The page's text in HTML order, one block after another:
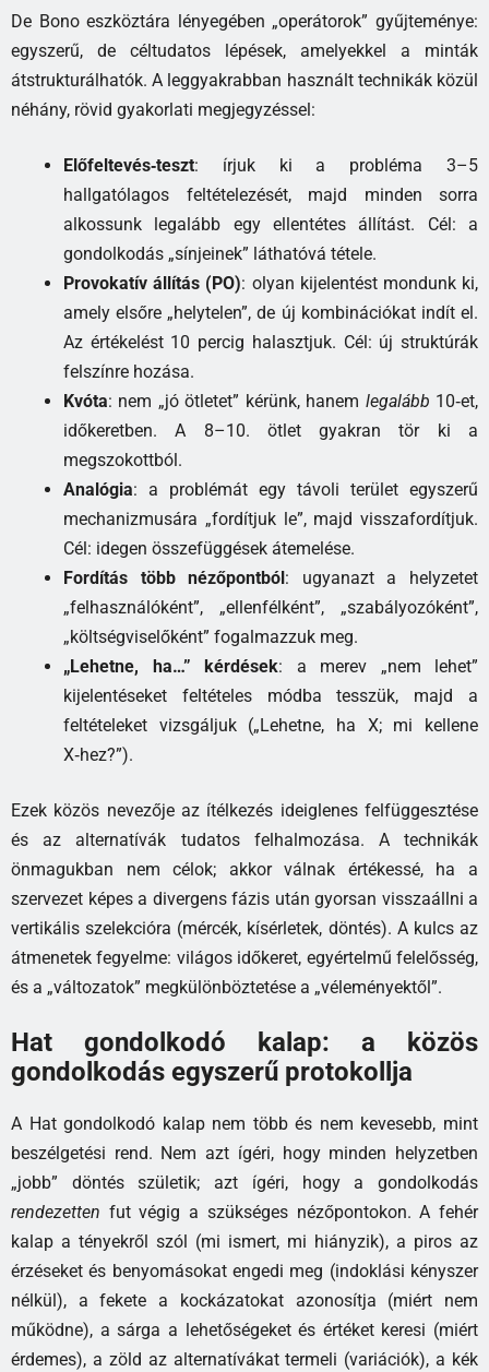
De Bono eszköztára lényegében „operátorok” gyűjteménye:
egyszerű, de céltudatos lépések, amelyekkel a minták
átstrukturálhatók. A leggyakrabban használt technikák közül
néhány, rövid gyakorlati megjegyzéssel:
Előfeltevés‑teszt: írjuk ki a probléma 3–5
hallgatólagos feltételezését, majd minden sorra
alkossunk legalább egy ellentétes állítást. Cél: a
gondolkodás „sínjeinek” láthatóvá tétele.
Provokatív állítás (PO): olyan kijelentést mondunk ki,
amely elsőre „helytelen”, de új kombinációkat indít el.
Az értékelést 10 percig halasztjuk. Cél: új struktúrák
felszínre hozása.
Kvóta: nem „jó ötletet” kérünk, hanem legalább 10‑et,
időkeretben. A 8–10. ötlet gyakran tör ki a
megszokottból.
Analógia: a problémát egy távoli terület egyszerű
mechanizmusára „fordítjuk le”, majd visszafordítjuk.
Cél: idegen összefüggések átemelése.
Fordítás több nézőpontból : ugyanazt a helyzetet
„felhasználóként”, „ellenfélként”, „szabályozóként”,
„költségviselőként” fogalmazzuk meg.
„Lehetne, ha…” kérdések: a merev „nem lehet”
kijelentéseket feltételes módba tesszük, majd a
feltételeket vizsgáljuk („Lehetne, ha X; mi kellene
X‑hez?”).
Ezek közös nevezője az ítélkezés ideiglenes felfüggesztése
és az alternatívák tudatos felhalmozása. A technikák
önmagukban nem célok; akkor válnak értékessé, ha a
szervezet képes a divergens fázis után gyorsan visszaállni a
vertikális szelekcióra (mércék, kísérletek, döntés). A kulcs az
átmenetek fegyelme: világos időkeret, egyértelmű felelősség,
és a „változatok” megkülönböztetése a „véleményektől”.
Hat gondolkodó kalap: a közös
gondolkodás egyszerű protokollja
A Hat gondolkodó kalap nem több és nem kevesebb, mint
beszélgetési rend. Nem azt ígéri, hogy minden helyzetben
„jobb” döntés születik; azt ígéri, hogy a gondolkodás
rendezetten fut végig a szükséges nézőpontokon. A fehér
kalap a tényekről szól (mi ismert, mi hiányzik), a piros az
érzéseket és benyomásokat engedi meg (indoklási kényszer
nélkül), a fekete a kockázatokat azonosítja (miért nem
működne), a sárga a lehetőségeket és értéket keresi (miért
érdemes), a zöld az alternatívákat termeli (variációk), a kék